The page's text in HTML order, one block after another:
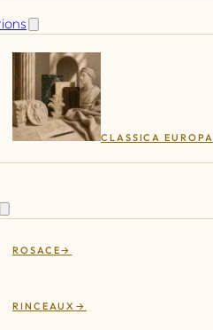
CLASSICA EUROPA
ROSACE
RINCEAUX